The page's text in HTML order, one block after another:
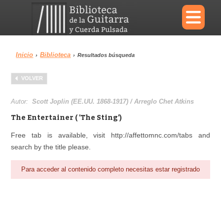
×
Menu
Biblioteca Diccionario
Área personal
Inicio › Biblioteca › Resultados búsqueda
VOLVER
Autor:Scott Joplin (EE.UU. 1868-1917) / Arreglo Chet Atkins
The Entertainer ( 'The Sting')
Free tab is available, visit http://affettomnc.com/tabs and
search by the title please.
Para acceder al contenido completo necesitas estar registrado